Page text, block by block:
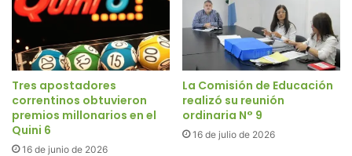
Tres apostadores
correntinos obtuvieron
premios millonarios en el
Quini 6
16 de junio de 2026
La Comisión de Educación
realizó su reunión
ordinaria N° 9
16 de julio de 2026